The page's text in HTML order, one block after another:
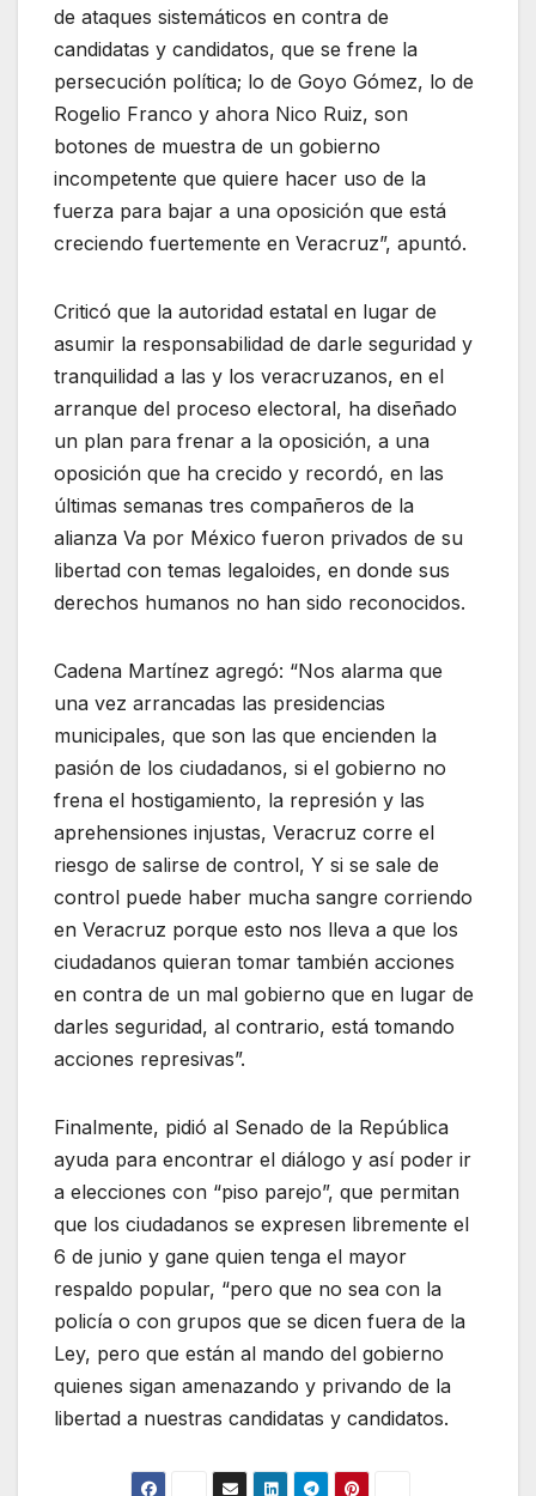
de ataques sistemáticos en contra de
candidatas y candidatos, que se frene la
persecución política; lo de Goyo Gómez, lo de
Rogelio Franco y ahora Nico Ruiz, son
botones de muestra de un gobierno
incompetente que quiere hacer uso de la
fuerza para bajar a una oposición que está
creciendo fuertemente en Veracruz”, apuntó.
Criticó que la autoridad estatal en lugar de
asumir la responsabilidad de darle seguridad y
tranquilidad a las y los veracruzanos, en el
arranque del proceso electoral, ha diseñado
un plan para frenar a la oposición, a una
oposición que ha crecido y recordó, en las
últimas semanas tres compañeros de la
alianza Va por México fueron privados de su
libertad con temas legaloides, en donde sus
derechos humanos no han sido reconocidos.
Cadena Martínez agregó: “Nos alarma que
una vez arrancadas las presidencias
municipales, que son las que encienden la
pasión de los ciudadanos, si el gobierno no
frena el hostigamiento, la represión y las
aprehensiones injustas, Veracruz corre el
riesgo de salirse de control, Y si se sale de
control puede haber mucha sangre corriendo
en Veracruz porque esto nos lleva a que los
ciudadanos quieran tomar también acciones
en contra de un mal gobierno que en lugar de
darles seguridad, al contrario, está tomando
acciones represivas”.
Finalmente, pidió al Senado de la República
ayuda para encontrar el diálogo y así poder ir
a elecciones con “piso parejo”, que permitan
que los ciudadanos se expresen libremente el
6 de junio y gane quien tenga el mayor
respaldo popular, “pero que no sea con la
policía o con grupos que se dicen fuera de la
Ley, pero que están al mando del gobierno
quienes sigan amenazando y privando de la
libertad a nuestras candidatas y candidatos.